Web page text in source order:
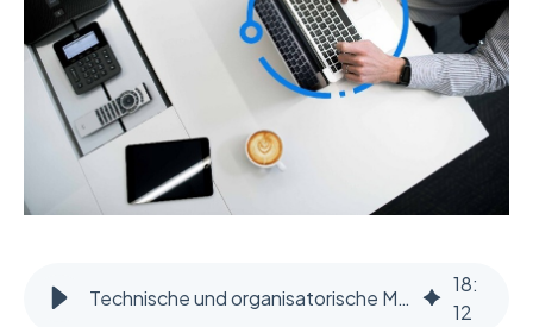
Technische und organisatorische Massnahmen aus dem DSG
18:
12